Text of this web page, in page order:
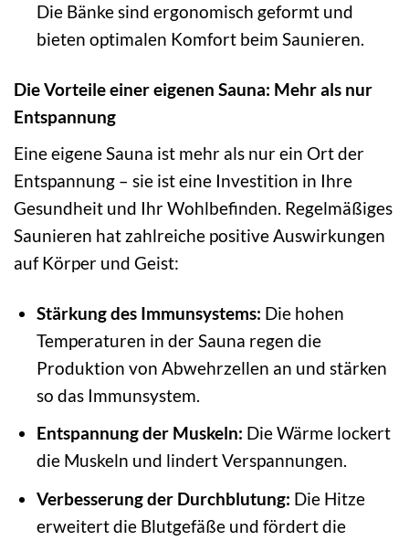
Die Bänke sind ergonomisch geformt und
bieten optimalen Komfort beim Saunieren.
Die Vorteile einer eigenen Sauna: Mehr als nur
Entspannung
Eine eigene Sauna ist mehr als nur ein Ort der
Entspannung – sie ist eine Investition in Ihre
Gesundheit und Ihr Wohlbefinden. Regelmäßiges
Saunieren hat zahlreiche positive Auswirkungen
auf Körper und Geist:
Stärkung des Immunsystems: Die hohen
Temperaturen in der Sauna regen die
Produktion von Abwehrzellen an und stärken
so das Immunsystem.
Entspannung der Muskeln: Die Wärme lockert
die Muskeln und lindert Verspannungen.
Verbesserung der Durchblutung: Die Hitze
erweitert die Blutgefäße und fördert die